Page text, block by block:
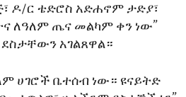
ዶ/ር ቴድሮስ አድሐኖም ታድያ፣
ለዓለም ጤና መልካም ቀን ነው”
አገልጸዋል።
ሀገሮች ቤተሰብ ነው። ዩናይትድ